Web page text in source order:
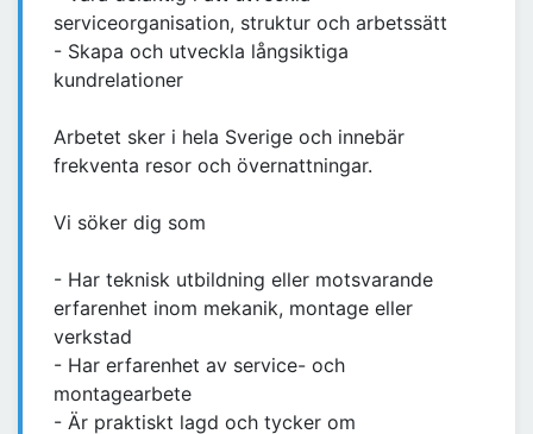
serviceorganisation, struktur och arbetssätt
- Skapa och utveckla långsiktiga
kundrelationer
Arbetet sker i hela Sverige och innebär
frekventa resor och övernattningar.
Vi söker dig som
- Har teknisk utbildning eller motsvarande
erfarenhet inom mekanik, montage eller
verkstad
- Har erfarenhet av service- och
montagearbete
- Är praktiskt lagd och tycker om